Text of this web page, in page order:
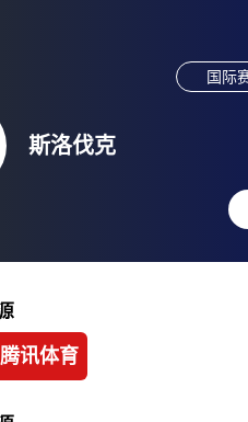
斯洛伐克
国际
腾讯体育